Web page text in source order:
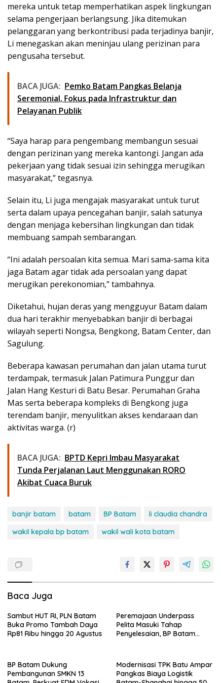
mereka untuk tetap memperhatikan aspek lingkungan
selama pengerjaan berlangsung. Jika ditemukan
pelanggaran yang berkontribusi pada terjadinya banjir,
Li menegaskan akan meninjau ulang perizinan para
pengusaha tersebut.
BACA JUGA: Pemko Batam Pangkas Belanja
Seremonial, Fokus pada Infrastruktur dan
Pelayanan Publik
“Saya harap para pengembang membangun sesuai
dengan perizinan yang mereka kantongi. Jangan ada
pekerjaan yang tidak sesuai izin sehingga merugikan
masyarakat,” tegasnya.
Selain itu, Li juga mengajak masyarakat untuk turut
serta dalam upaya pencegahan banjir, salah satunya
dengan menjaga kebersihan lingkungan dan tidak
membuang sampah sembarangan.
“Ini adalah persoalan kita semua. Mari sama-sama kita
jaga Batam agar tidak ada persoalan yang dapat
merugikan perekonomian,” tambahnya.
Diketahui, hujan deras yang mengguyur Batam dalam
dua hari terakhir menyebabkan banjir di berbagai
wilayah seperti Nongsa, Bengkong, Batam Center, dan
Sagulung.
Beberapa kawasan perumahan dan jalan utama turut
terdampak, termasuk Jalan Patimura Punggur dan
Jalan Hang Kesturi di Batu Besar. Perumahan Graha
Mas serta beberapa kompleks di Bengkong juga
terendam banjir, menyulitkan akses kendaraan dan
aktivitas warga. (r)
BACA JUGA: BPTD Kepri Imbau Masyarakat
Tunda Perjalanan Laut Menggunakan RORO
Akibat Cuaca Buruk
banjir batam batam BP Batam
li claudia chandra
wakil kepala bp batam
wakil wali kota batam
Baca Juga
Sambut HUT RI, PLN Batam
Buka Promo Tambah Daya
Rp81 Ribu hingga 20 Agustus
Peremajaan Underpass
Pelita Masuki Tahap
Penyelesaian, BP Batam
BP Batam Dukung
Pembangunan SMKN 13
Modernisasi TPK Batu Ampar
Pangkas Biaya Logistik